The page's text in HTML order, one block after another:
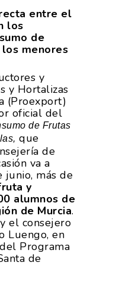
entre el
los
de
menores
y
y Hortalizas
(Proexport)
oficial del
de Frutas
que
de
va a
junio, más de
y
alumnos de
de Murcia.
el consejero
Luengo, en
Programa
de